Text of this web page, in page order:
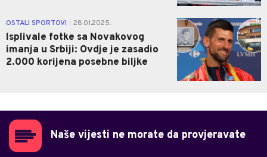
OSTALI SPORTOVI 28.01.2025.
Isplivale fotke sa Novakovog
imanja u Srbiji: Ovdje je zasadio
2.000 korijena posebne biljke
0
Naše vijesti ne morate da provjeravate